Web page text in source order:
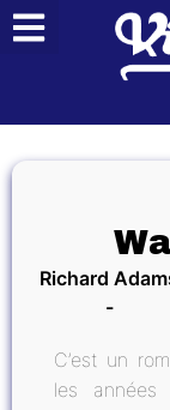
Richard
C’est un
les